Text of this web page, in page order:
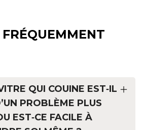
QUI COUINE EST‑IL
PROBLÈME PLUS
EST‑CE FACILE À